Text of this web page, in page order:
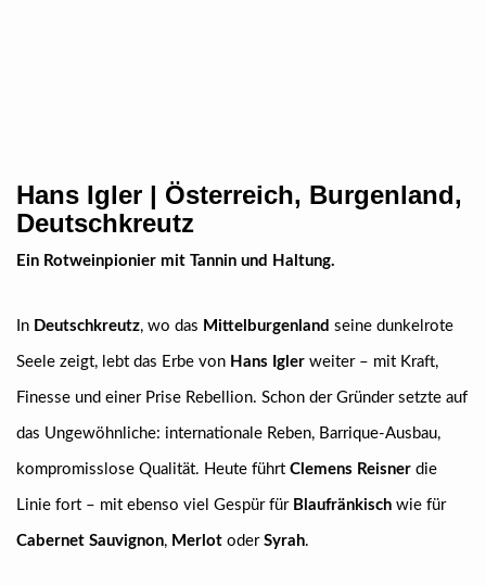
Hans Igler | Österreich, Burgenland,
Deutschkreutz
Ein Rotweinpionier mit Tannin und Haltung.
In Deutschkreutz, wo das Mittelburgenland seine dunkelrote
Seele zeigt, lebt das Erbe von Hans Igler weiter – mit Kraft,
Finesse und einer Prise Rebellion. Schon der Gründer setzte auf
das Ungewöhnliche: internationale Reben, Barrique-Ausbau,
kompromisslose Qualität. Heute führt Clemens Reisner die
Linie fort – mit ebenso viel Gespür für Blaufränkisch wie für
Cabernet Sauvignon, Merlot oder Syrah.